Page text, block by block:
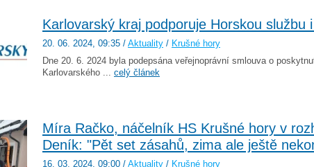
Karlovarský kraj podporuje Horskou službu
20. 06. 2024, 09:35 / Aktuality / Krušné hory
Dne 20. 6. 2024 byla podepsána veřejnoprávní smlouva o
Karlovarského ... celý článek
Míra Račko, náčelník HS Krušné hory v
Deník: "Pět set zásahů, zima ale ještě
16. 03. 2024, 09:00 / Aktuality / Krušné hory